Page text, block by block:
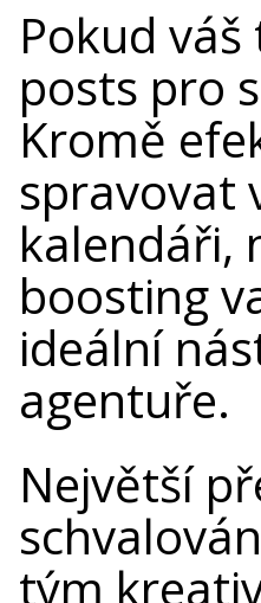
Pokud
posts pro
Kromě
spravovat
kalendáři,
boosting
ideální
agentuře.
Největší
tým